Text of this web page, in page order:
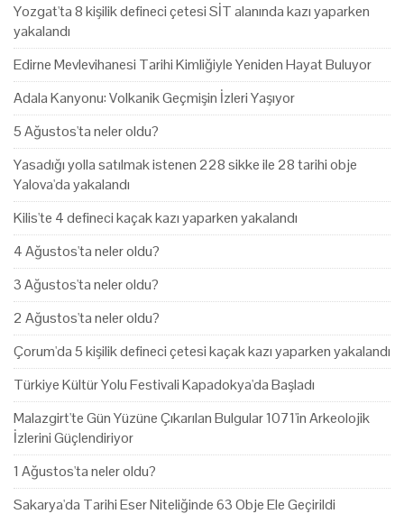
Yozgat'ta 8 kişilik defineci çetesi SİT alanında kazı yaparken
yakalandı
Edirne Mevlevihanesi Tarihi Kimliğiyle Yeniden Hayat Buluyor
Adala Kanyonu: Volkanik Geçmişin İzleri Yaşıyor
5 Ağustos'ta neler oldu?
Yasadığı yolla satılmak istenen 228 sikke ile 28 tarihi obje
Yalova'da yakalandı
Kilis'te 4 defineci kaçak kazı yaparken yakalandı
4 Ağustos'ta neler oldu?
3 Ağustos'ta neler oldu?
2 Ağustos'ta neler oldu?
Çorum'da 5 kişilik defineci çetesi kaçak kazı yaparken yakalandı
Türkiye Kültür Yolu Festivali Kapadokya'da Başladı
Malazgirt'te Gün Yüzüne Çıkarılan Bulgular 1071'in Arkeolojik
İzlerini Güçlendiriyor
1 Ağustos'ta neler oldu?
Sakarya'da Tarihi Eser Niteliğinde 63 Obje Ele Geçirildi